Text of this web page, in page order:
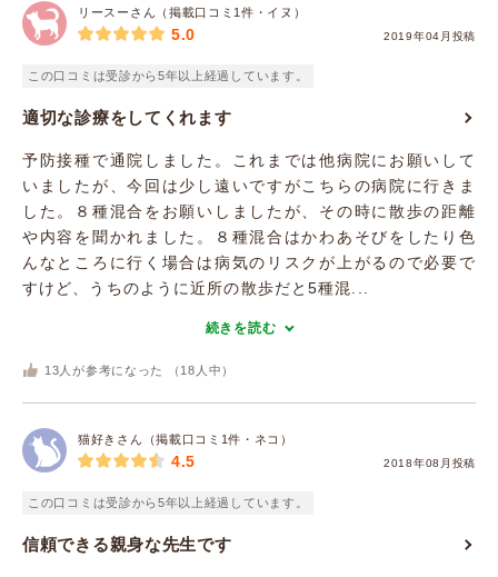
リースーさん（掲載口コミ1件・イヌ）
2019年04月投稿
5.0
この口コミは受診から5年以上経過しています。
適切な診療をしてくれます
予防接種で通院しました。これまでは他病院にお願いして
いましたが、今回は少し遠いですがこちらの病院に行きま
した。８種混合をお願いしましたが、その時に散歩の距離
や内容を聞かれました。８種混合はかわあそびをしたり色
んなところに行く場合は病気のリスクが上がるので必要で
すけど、うちのように近所の散歩だと5種混...
続きを読む
13 人が参考になった （ 18 人中）
猫好きさん（掲載口コミ1件・ネコ）
2018年08月投稿
4.5
この口コミは受診から5年以上経過しています。
信頼できる親身な先生です